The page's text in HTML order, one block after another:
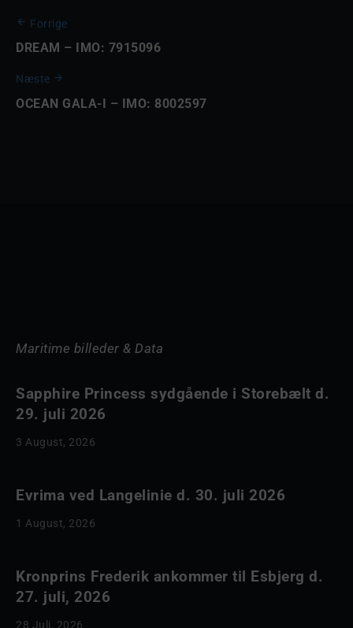
Forrige
DREAM – IMO: 7915096
Næste
OCEAN GALA-I – IMO: 8002597
Maritime billeder & Data
Sapphire Princess sydgående i Storebælt d.
29. juli 2026
3 August, 2026
Evrima ved Langelinie d. 30. juli 2026
1 August, 2026
Kronprins Frederik ankommer til Esbjerg d.
27. juli, 2026
28 Juli, 2026